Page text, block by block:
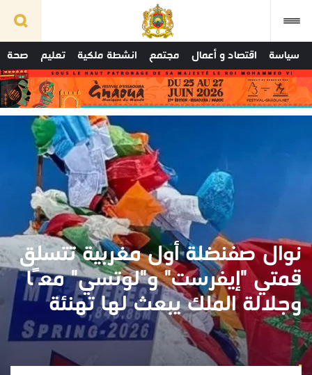
سياسة اقتصاد و أعمال مجتمع انشطة ملكية تعليم صحة
نوال صفنضلة أول مغربية تتسلق
قمتي "إيفرست" و"لوتسي" معًا
وجلالة الملك يبعث لها تهنئة